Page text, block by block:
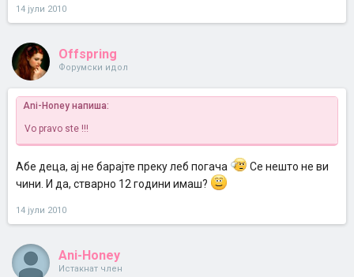
14 јули 2010
Offspring
Форумски идол
Ani-Honey напиша:
Vo pravo ste !!!
Абе деца, ај не барајте преку леб погача
Се нешто не ви
чини. И да, стварно 12 години имаш?
14 јули 2010
Ani-Honey
Истакнат член